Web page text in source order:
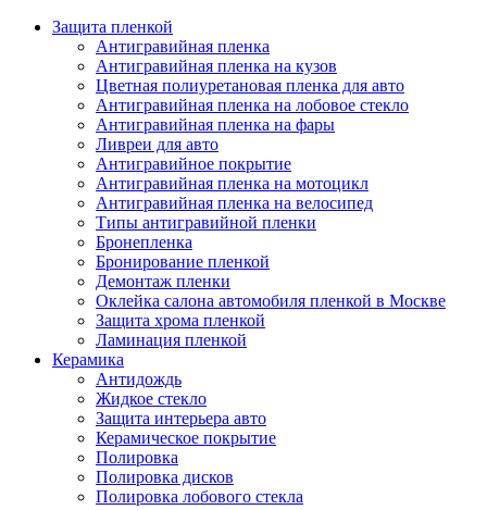
Защита пленкой
Антигравийная пленка
Антигравийная пленка на кузов
Цветная полиуретановая пленка для авто
Антигравийная пленка на лобовое стекло
Антигравийная пленка на фары
Ливреи для авто
Антигравийное покрытие
Антигравийная пленка на мотоцикл
Антигравийная пленка на велосипед
Типы антигравийной пленки
Бронепленка
Бронирование пленкой
Демонтаж пленки
Оклейка салона автомобиля пленкой в Москве
Защита хрома пленкой
Ламинация пленкой
Керамика
Антидождь
Жидкое стекло
Защита интерьера авто
Керамическое покрытие
Полировка
Полировка дисков
Полировка лобового стекла